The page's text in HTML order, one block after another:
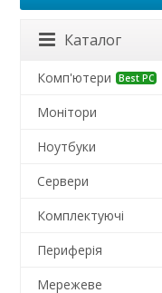
Каталог
Комп'ютери Best PC
Монітори
Ноутбуки
Сервери
Комплектуючі
Периферія
Мережеве